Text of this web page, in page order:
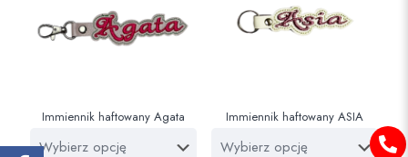
Immiennik haftowany Agata Immiennik haftowany ASIA